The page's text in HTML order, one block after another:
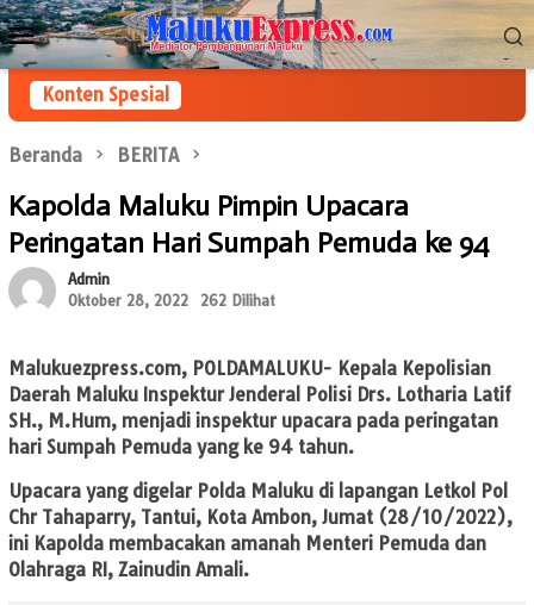
Loncat
ke
konten
Menu
Mobile
Konten Spesial
Beranda BERITA
Kapolda Maluku Pimpin Upacara
Peringatan Hari Sumpah Pemuda ke 94
Admin
Oktober 28, 2022
262 Dilihat
Malukuezpress.com, POLDAMALUKU- Kepala Kepolisian
Daerah Maluku Inspektur Jenderal Polisi Drs. Lotharia Latif
SH., M.Hum, menjadi inspektur upacara pada peringatan
hari Sumpah Pemuda yang ke 94 tahun.
Upacara yang digelar Polda Maluku di lapangan Letkol Pol
Chr Tahaparry, Tantui, Kota Ambon, Jumat (28/10/2022),
ini Kapolda membacakan amanah Menteri Pemuda dan
Olahraga RI, Zainudin Amali.